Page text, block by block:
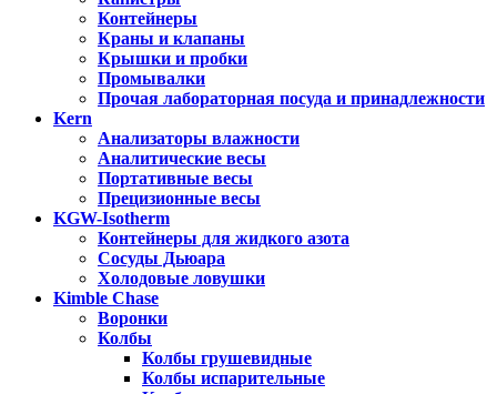
Контейнеры
Краны и клапаны
Крышки и пробки
Промывалки
Прочая лабораторная посуда и принадлежности
Kern
Анализаторы влажности
Аналитические весы
Портативные весы
Прецизионные весы
KGW-Isotherm
Контейнеры для жидкого азота
Сосуды Дьюара
Холодовые ловушки
Kimble Chase
Воронки
Колбы
Колбы грушевидные
Колбы испарительные